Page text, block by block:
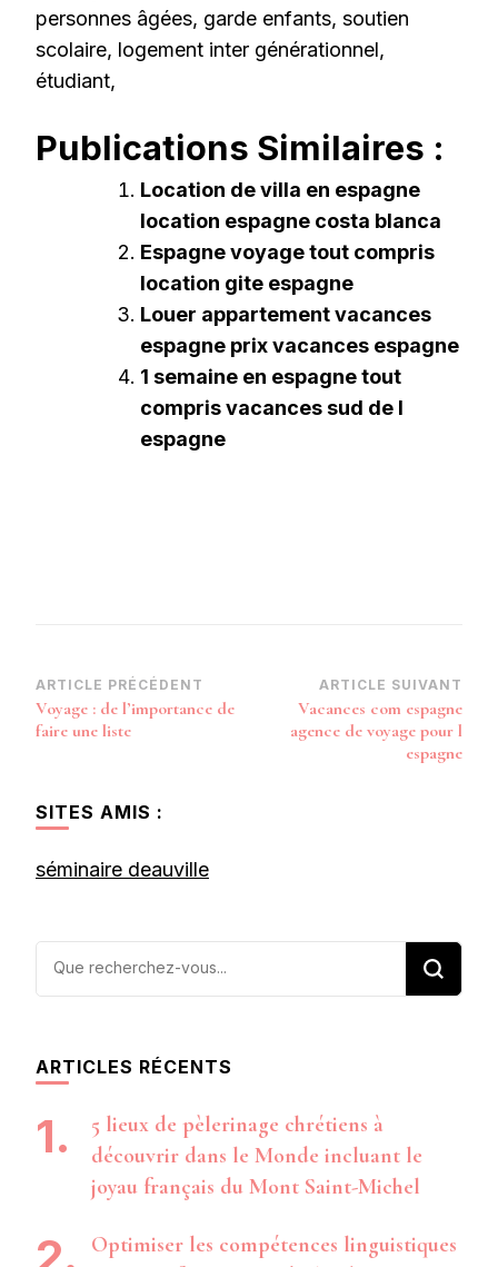
personnes âgées, garde enfants, soutien
scolaire, logement inter générationnel,
étudiant,
Publications Similaires :
Location de villa en espagne
location espagne costa blanca
Espagne voyage tout compris
location gite espagne
Louer appartement vacances
espagne prix vacances espagne
1 semaine en espagne tout
compris vacances sud de l
espagne
Navigation
d’article
ARTICLE PRÉCÉDENT
Voyage : de l’importance de
faire une liste
ARTICLE SUIVANT
Vacances com espagne
agence de voyage pour l
espagne
SITES AMIS :
séminaire deauville
Vous
ARTICLES RÉCENTS
5 lieux de pèlerinage chrétiens à
découvrir dans le Monde incluant le
joyau français du Mont Saint-Michel
Optimiser les compétences linguistiques